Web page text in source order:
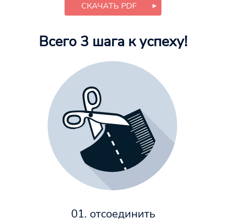
СКАЧАТЬ PDF
Всего 3 шага к успеху!
01. отсоединить